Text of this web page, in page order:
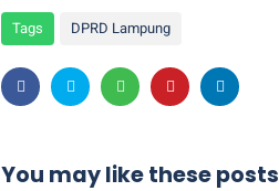
Tags DPRD Lampung
You may like these posts